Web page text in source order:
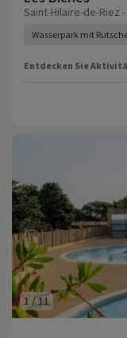
Saint-Hilaire-de-Riez
Wasserpark mit
Entdecken Sie
1 /11